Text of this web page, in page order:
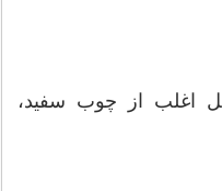
اغلب از چوب سفید،